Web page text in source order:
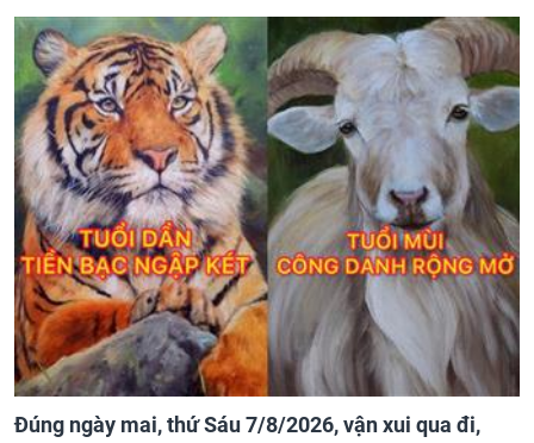
Đúng ngày mai, thứ Sáu 7/8/2026, vận xui qua đi,